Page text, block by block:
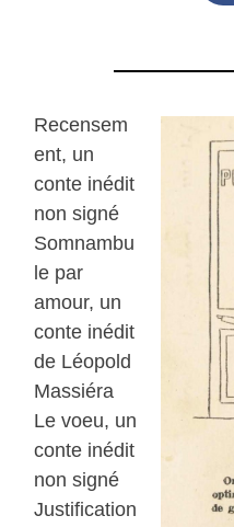
Recensem
ent, un
conte inédit
non signé
Somnambu
le par
amour, un
conte inédit
de Léopold
Massiéra
Le voeu, un
conte inédit
non signé
Justification